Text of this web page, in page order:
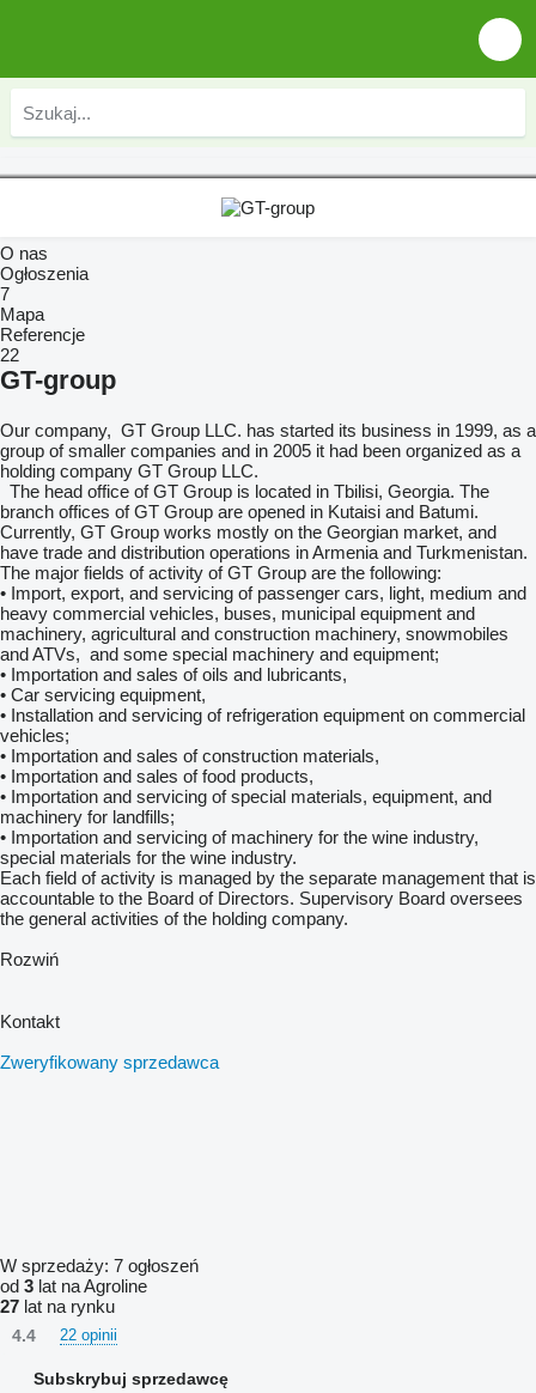
O nas
Ogłoszenia
7
Mapa
Referencje
22
GT-group
Our company, GT Group LLC. has started its business in 1999, as a
group of smaller companies and in 2005 it had been organized as a
holding company GT Group LLC.
The head office of GT Group is located in Tbilisi, Georgia. The
branch offices of GT Group are opened in Kutaisi and Batumi.
Currently, GT Group works mostly on the Georgian market, and
have trade and distribution operations in Armenia and Turkmenistan.
The major fields of activity of GT Group are the following:
• Import, export, and servicing of passenger cars, light, medium and
heavy commercial vehicles, buses, municipal equipment and
machinery, agricultural and construction machinery, snowmobiles
and ATVs, and some special machinery and equipment;
• Importation and sales of oils and lubricants,
• Car servicing equipment,
• Installation and servicing of refrigeration equipment on commercial
vehicles;
• Importation and sales of construction materials,
• Importation and sales of food products,
• Importation and servicing of special materials, equipment, and
machinery for landfills;
• Importation and servicing of machinery for the wine industry,
special materials for the wine industry.
Each field of activity is managed by the separate management that is
accountable to the Board of Directors. Supervisory Board oversees
the general activities of the holding company.
Rozwiń
Kontakt
Zweryfikowany sprzedawca
W sprzedaży: 7 ogłoszeń
od 3 lat na Agroline
27 lat na rynku
4.4 22 opinii
Subskrybuj sprzedawcę